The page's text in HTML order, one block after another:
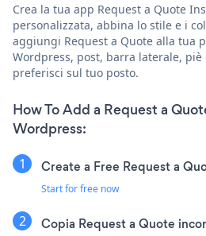
Crea la tua app Request a Quote
personalizzata, abbina lo stile e i
aggiungi Request a Quote alla tua
Wordpress, post, barra laterale,
preferisci sul tuo posto.
How To Add a Request a
Wordpress:
Create a Free Request a
Start for free now
Copia Request a Quote